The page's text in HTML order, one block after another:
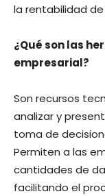
la rentabilidad
¿Qué son las
empresarial?
Son recursos
analizar y
toma de
Permiten a las
cantidades de
facilitando el